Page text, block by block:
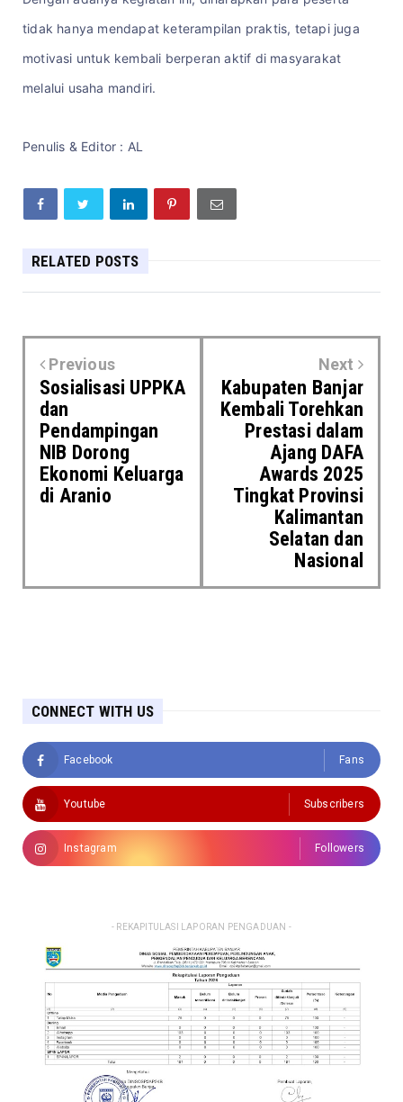
tidak hanya mendapat keterampilan praktis, tetapi juga
motivasi untuk kembali berperan aktif di masyarakat
melalui usaha mandiri.
Penulis & Editor : AL
RELATED POSTS
Previous
Sosialisasi UPPKA
dan
Pendampingan
NIB Dorong
Ekonomi Keluarga
di Aranio
Next
Kabupaten Banjar
Kembali Torehkan
Prestasi dalam
Ajang DAFA
Awards 2025
Tingkat Provinsi
Kalimantan
Selatan dan
Nasional
CONNECT WITH US
Facebook Fans
Youtube Subscribers
Instagram Followers
- REKAPITULASI LAPORAN PENGADUAN -